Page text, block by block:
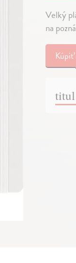
Velký
na
Kúpiť